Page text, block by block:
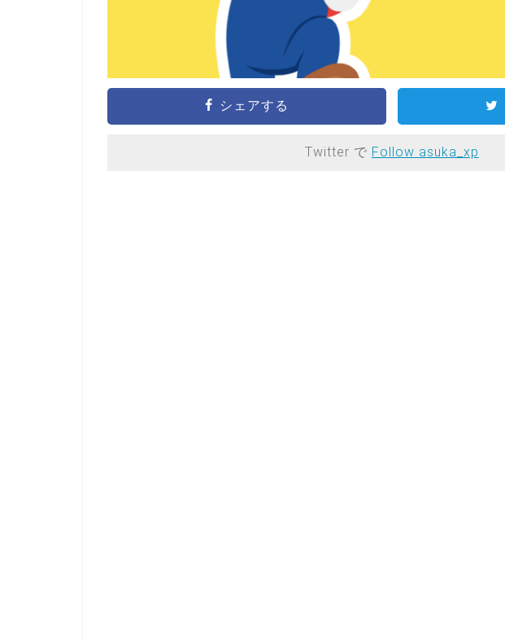
シェアする
Twitter で Follow asuka_xp